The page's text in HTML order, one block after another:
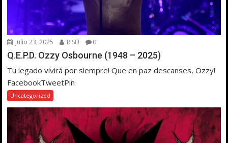
julio 23, 2025 RISE! 0
Q.E.P.D. Ozzy Osbourne (1948 – 2025)
Tu legado vivirá por siempre! Que en paz descanses, Ozzy!
FacebookTweetPin
Uncategorized